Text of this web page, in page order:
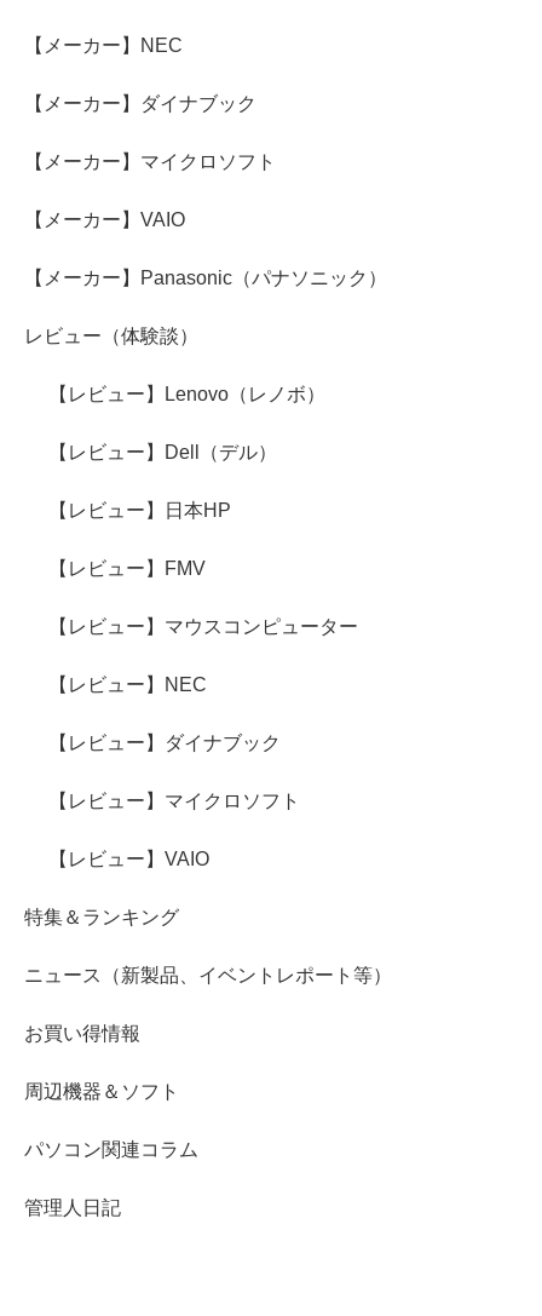
【メーカー】NEC
【メーカー】ダイナブック
【メーカー】マイクロソフト
【メーカー】VAIO
【メーカー】Panasonic（パナソニック）
レビュー（体験談）
【レビュー】Lenovo（レノボ）
【レビュー】Dell（デル）
【レビュー】日本HP
【レビュー】FMV
【レビュー】マウスコンピューター
【レビュー】NEC
【レビュー】ダイナブック
【レビュー】マイクロソフト
【レビュー】VAIO
特集＆ランキング
ニュース（新製品、イベントレポート等）
お買い得情報
周辺機器＆ソフト
パソコン関連コラム
管理人日記